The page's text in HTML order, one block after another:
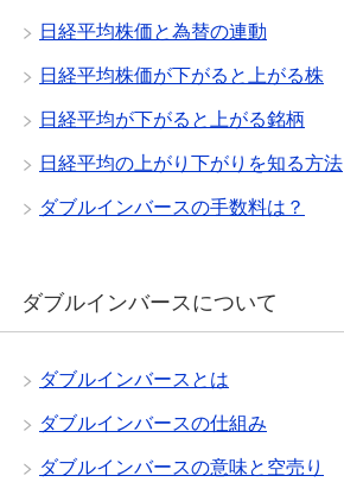
日経平均株価と為替の連動
日経平均株価が下がると上がる株
日経平均が下がると上がる銘柄
日経平均の上がり下がりを知る方法
ダブルインバースの手数料は？
ダブルインバースについて
ダブルインバースとは
ダブルインバースの仕組み
ダブルインバースの意味と空売り